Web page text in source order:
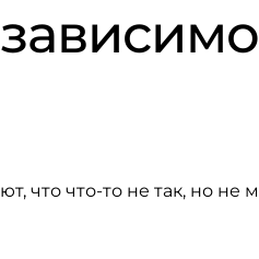
что что-то не так, но